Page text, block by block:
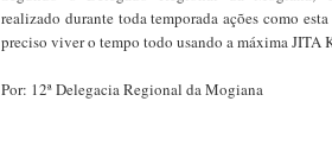
realizado durante toda temporada ações como
preciso viver o tempo todo usando a máxima JITA
Por: 12ª Delegacia Regional da Mogiana